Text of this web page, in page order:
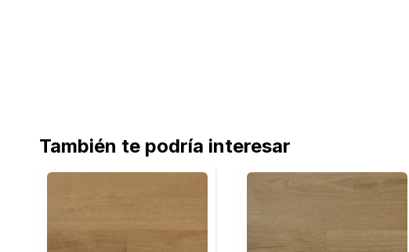
También te podría interesar